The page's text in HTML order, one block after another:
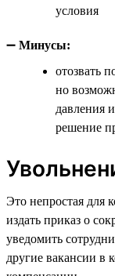
условия
➖ Минусы:
отозвать
но
давления
решение
Это непростая для
издать приказ о
уведомить
другие вакансии в